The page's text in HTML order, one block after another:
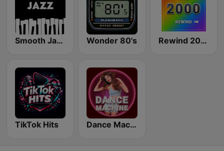
Smooth Jazz - Groov Wonder 80's Rewind 2000's
TikTok Hits Dance Machine